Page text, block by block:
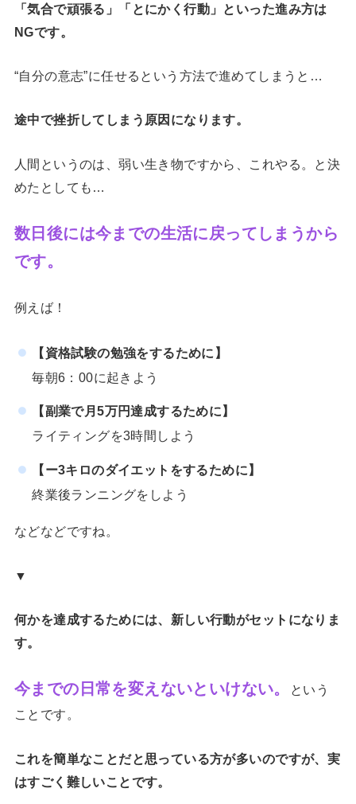
「気合で頑張る」「とにかく行動」といった進み方は
NGです。
“自分の意志”に任せるという方法で進めてしまうと…
途中で挫折してしまう原因になります。
人間というのは、弱い生き物ですから、これやる。と決
めたとしても…
数日後には今までの生活に戻ってしまうから
です。
例えば！
【資格試験の勉強をするために】
毎朝6：00に起きよう
【副業で月5万円達成するために】
ライティングを3時間しよう
【ー3キロのダイエットをするために】
終業後ランニングをしよう
などなどですね。
▼
何かを達成するためには、新しい行動がセットになりま
す。
今までの日常を変えないといけない。
という
ことです。
これを簡単なことだと思っている方が多いのですが、実
はすごく難しいことです。